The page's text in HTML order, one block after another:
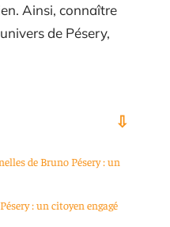
Ainsi, connaître
de Pésery,
de Bruno Pésery : un
: un citoyen engagé